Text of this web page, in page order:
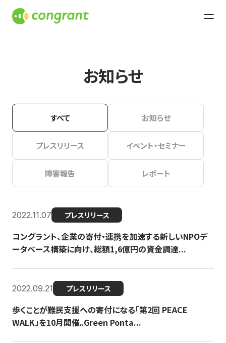
お知らせ
すべて お知らせ
プレスリリース イベント・セミナー
障害報告 レポート
2022.11.07 プレスリリース
コングラント、企業の寄付・連携を加速する新しいNPOデ
ータベース構築に向け、総額1,6億円の資金調達...
2022.09.21 プレスリリース
歩くことが難民支援への寄付になる「第2回 PEACE
WALK」を10月開催。Green Ponta...